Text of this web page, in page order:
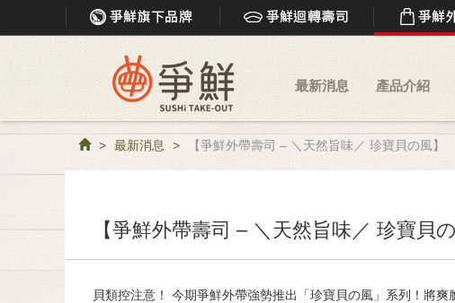
最新消息 產品介紹
最新消息 【爭鮮外帶壽司 – ＼天然旨味／ 珍寶貝の風】
【爭鮮外帶壽司 – ＼天然旨味／ 珍寶貝の
貝類控注意！ 今期爭鮮外帶強勢推出「珍寶貝の風」系列！將